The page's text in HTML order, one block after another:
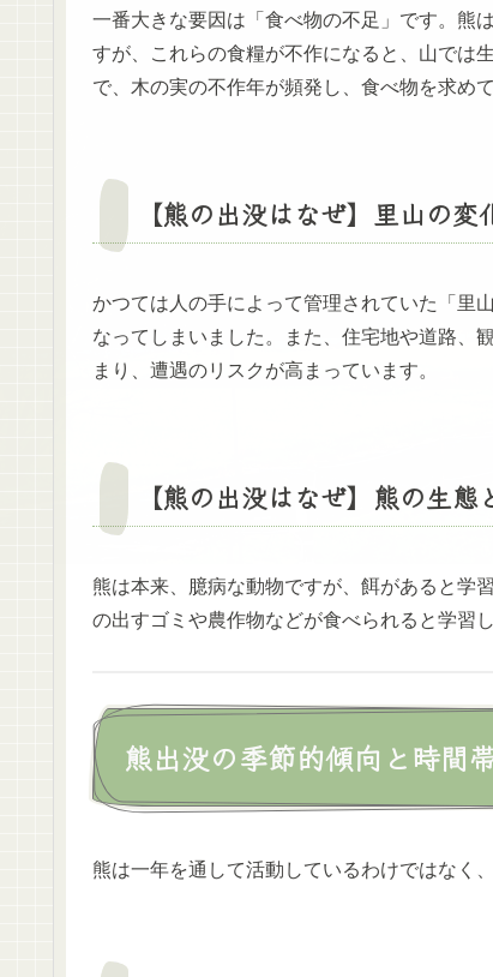
一番大きな要因は「食べ物の不足」です。熊
すが、これらの食糧が不作になると、山では
で、木の実の不作年が頻発し、食べ物を求め
【熊の出没はなぜ】里山の
かつては人の手によって管理されていた「里
なってしまいました。また、住宅地や道路、
まり、遭遇のリスクが高まっています。
【熊の出没はなぜ】熊の生
熊は本来、臆病な動物ですが、餌があると学
の出すゴミや農作物などが食べられると学習
熊出没の季節的傾向と時間
熊は一年を通して活動しているわけではなく